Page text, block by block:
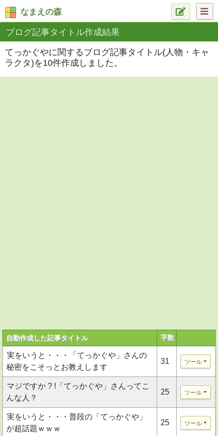
なまえの森
ブログ記事タイトル作成結果
てっかぐやに関するブログ記事タイトル(人物・キャ
ラクタ)を10件作成しました。
自動作成した記事タイトル 字数
実をいうと・・・「てっかぐや」さんの
秘密をこそっとお教えします
31 ツール
マジですか ? !「てっかぐや」さんってこ
んな人？
25 ツール
実をいうと・・・普段の「てっかぐや」
が超話題ｗｗｗ
25 ツール